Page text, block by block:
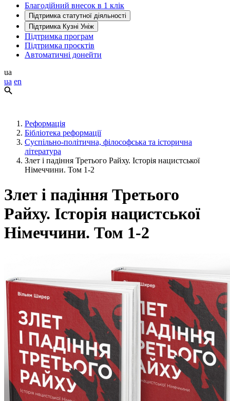
Благодійний внесок в 1 клік
Підтримка статутної діяльності
Підтримка Кузні Уніж
Підтримка програм
Підтримка проєктів
Автоматичні донейти
ua
ua en
Реформація
Бібліотека реформації
Суспільно-політична, філософська та історична
література
Злет і падіння Третього Райху. Історія нацистської
Німеччини. Том 1-2
Злет і падіння Третього
Райху. Історія нацистської
Німеччини. Том 1-2